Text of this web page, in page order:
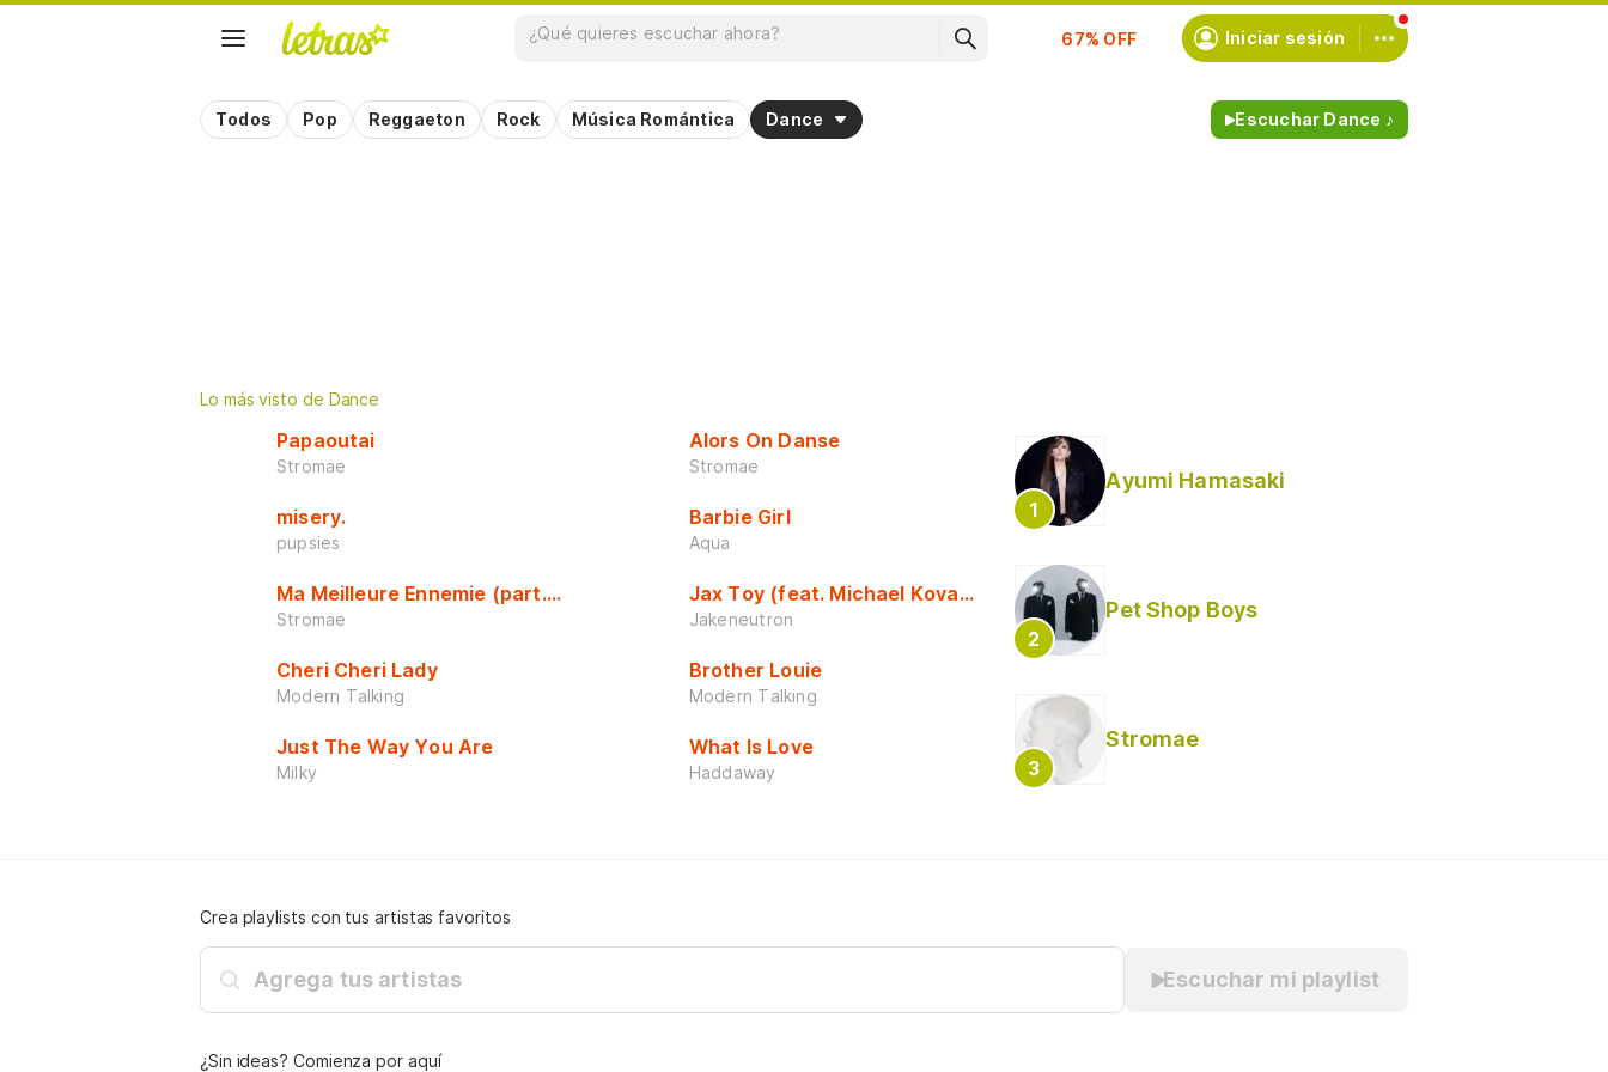
Suscríbete Iniciar sesión
Todos Pop Reggaeton Rock Música Romántica Dance
Escuchar Dance ♪
Lo más visto de Dance
Papaoutai
Stromae
misery.
pupsies
Ma Meilleure Ennemie (part. Pomme)
Stromae
Cheri Cheri Lady
Modern Talking
Just The Way You Are
Milky
Alors On Danse
Stromae
Barbie Girl
Aqua
Jax Toy (feat. Michael Kovach & Amanda Hufford)
Jakeneutron
Brother Louie
Modern Talking
What Is Love
Haddaway
Ayumi Hamasaki
Pet Shop Boys
Stromae
Crea playlists con tus artistas favoritos
Escuchar mi playlist
¿Sin ideas? Comienza por aquí